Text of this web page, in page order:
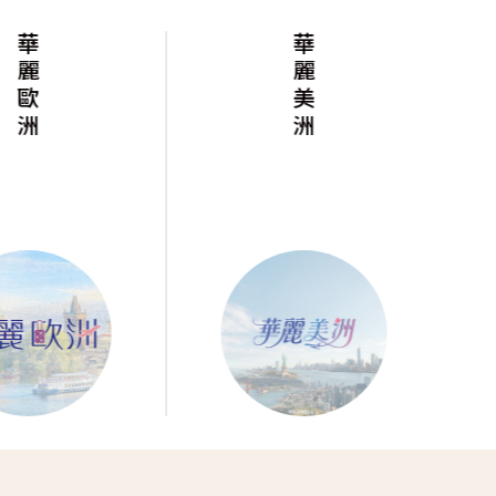
華麗歐洲 華麗美洲